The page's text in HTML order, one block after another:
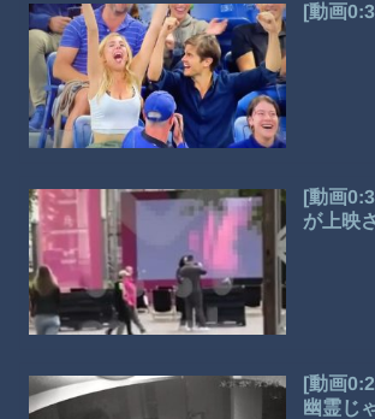
[動画
[動画
が上映
[動画
幽霊じ